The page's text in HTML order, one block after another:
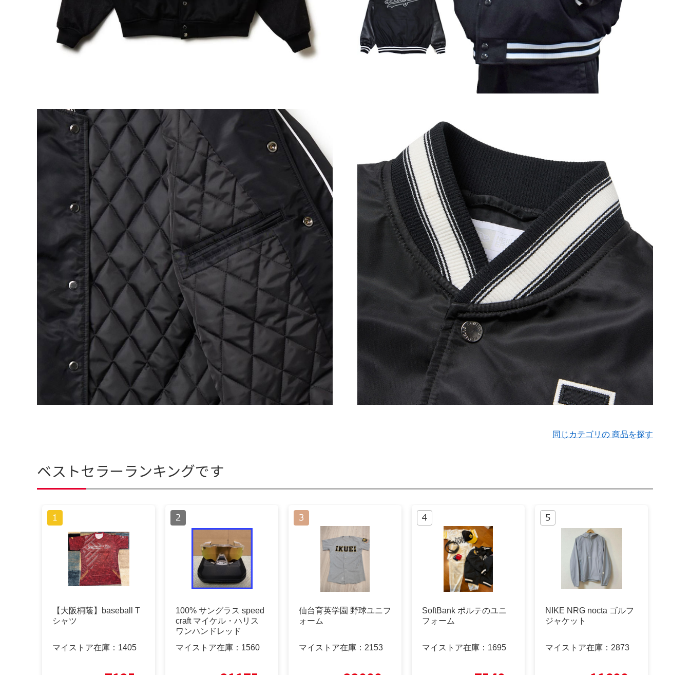
同じカテゴリの 商品を探す
ベストセラーランキングです
【大阪桐蔭】baseball T
シャツ
マイストア在庫： 1405
100% サングラス speed
craft マイケル・ハリス
ワンハンドレッド
マイストア在庫： 1560
仙台育英学園 野球ユニフ
ォーム
マイストア在庫： 2153
SoftBank ポルテのユニ
フォーム
マイストア在庫： 1695
NIKE NRG nocta ゴルフ
ジャケット
マイストア在庫： 2873